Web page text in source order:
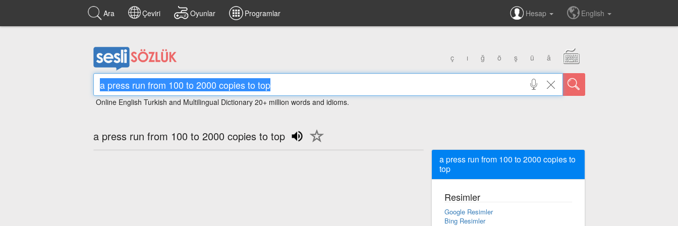
Ara Çeviri Oyunlar Programlar Hesap English
ç ı ğ ö ş ü â
Online English Turkish and Multilingual Dictionary 20+ million words and idioms.
a press run from 100 to 2000 copies to top
a press run from 100 to 2000 copies to
top
Resimler
Google Resimler
Bing Resimler